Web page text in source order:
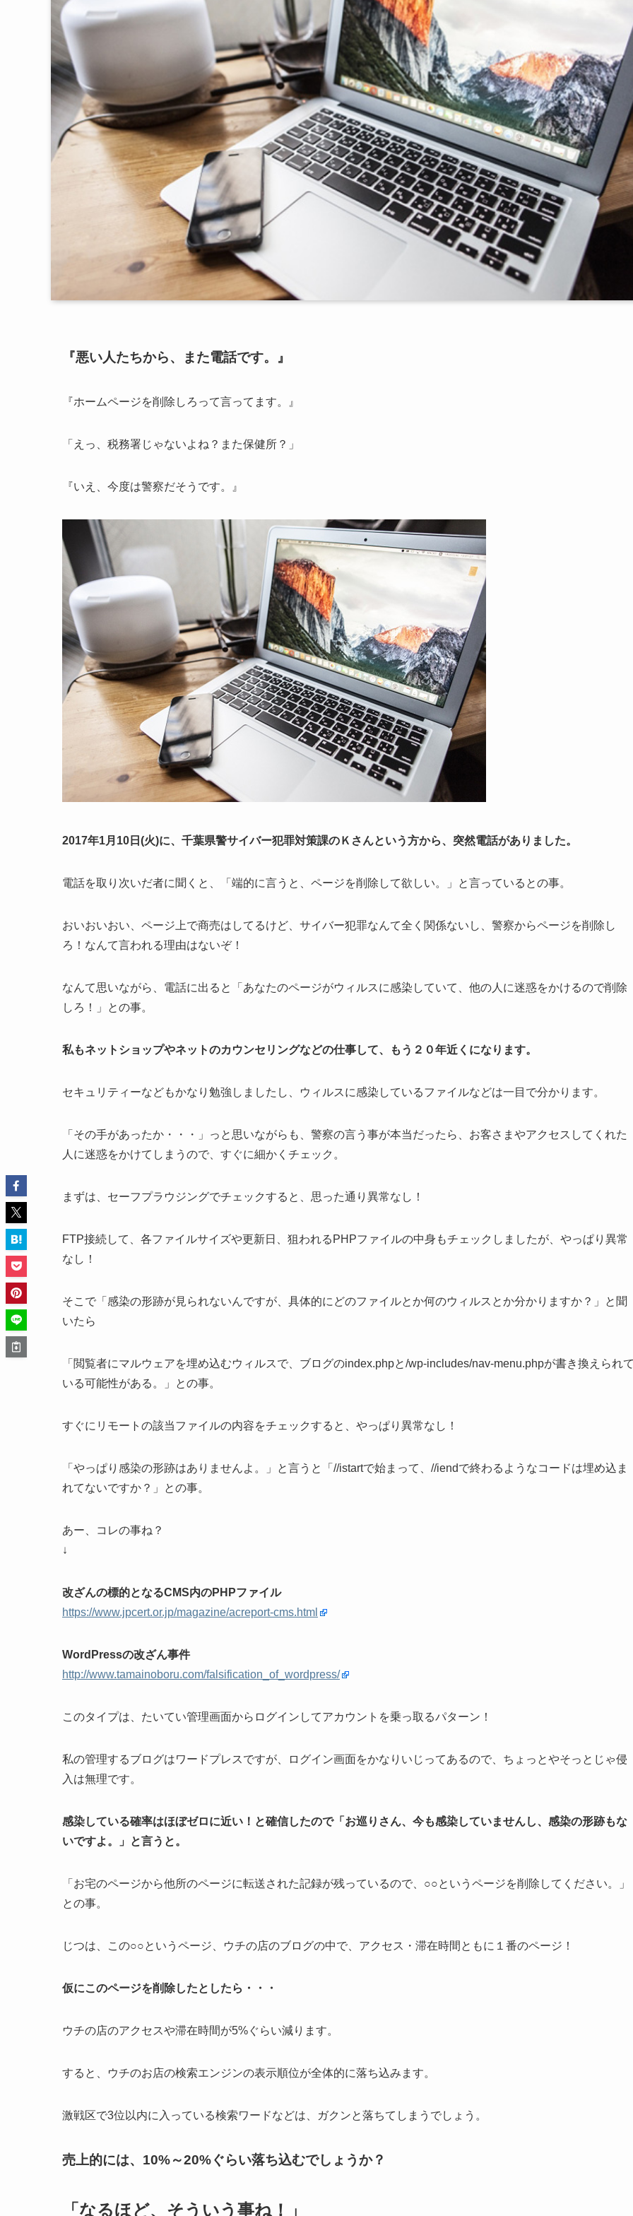
『悪い人たちから、また電話です。』
『ホームページを削除しろって言ってます。』
「えっ、税務署じゃないよね？また保健所？」
『いえ、今度は警察だそうです。』
2017年1月10日(火)に、千葉県警サイバー犯罪対策課のＫさんという方から、突然電話がありました。
電話を取り次いだ者に聞くと、「端的に言うと、ページを削除して欲しい。」と言っているとの事。
おいおいおい、ページ上で商売はしてるけど、サイバー犯罪なんて全く関係ないし、警察からページを削除し
ろ！なんて言われる理由はないぞ！
なんて思いながら、電話に出ると「あなたのページがウィルスに感染していて、他の人に迷惑をかけるので削除
しろ！」との事。
私もネットショップやネットのカウンセリングなどの仕事して、もう２０年近くになります。
セキュリティーなどもかなり勉強しましたし、ウィルスに感染しているファイルなどは一目で分かります。
「その手があったか・・・」っと思いながらも、警察の言う事が本当だったら、お客さまやアクセスしてくれた
人に迷惑をかけてしまうので、すぐに細かくチェック。
まずは、セーフプラウジングでチェックすると、思った通り異常なし！
FTP接続して、各ファイルサイズや更新日、狙われるPHPファイルの中身もチェックしましたが、やっぱり異常
なし！
そこで「感染の形跡が見られないんですが、具体的にどのファイルとか何のウィルスとか分かりますか？」と聞
いたら
「閲覧者にマルウェアを埋め込むウィルスで、ブログのindex.phpと/wp-includes/nav-menu.phpが書き換えられ
いる可能性がある。」との事。
すぐにリモートの該当ファイルの内容をチェックすると、やっぱり異常なし！
「やっぱり感染の形跡はありませんよ。」と言うと「//istartで始まって、//iendで終わるようなコードは埋め込ま
れてないですか？」との事。
あー、コレの事ね？
↓
改ざんの標的となるCMS内のPHPファイル
https://www.jpcert.or.jp/magazine/acreport-cms.html
WordPressの改ざん事件
http://www.tamainoboru.com/falsification_of_wordpress/
このタイプは、たいてい管理画面からログインしてアカウントを乗っ取るパターン！
私の管理するブログはワードプレスですが、ログイン画面をかなりいじってあるので、ちょっとやそっとじゃ侵
入は無理です。
感染している確率はほぼゼロに近い！と確信したので「お巡りさん、今も感染していませんし、感染の形跡もな
いですよ。」と言うと。
「お宅のページから他所のページに転送された記録が残っているので、○○というページを削除してください。」
との事。
じつは、この○○というページ、ウチの店のブログの中で、アクセス・滞在時間ともに１番のページ！
仮にこのページを削除したとしたら・・・
ウチの店のアクセスや滞在時間が5%ぐらい減ります。
すると、ウチのお店の検索エンジンの表示順位が全体的に落ち込みます。
激戦区で3位以内に入っている検索ワードなどは、ガクンと落ちてしまうでしょう。
売上的には、10%～20%ぐらい落ち込むでしょうか？
「なるほど、そういう事ね！」